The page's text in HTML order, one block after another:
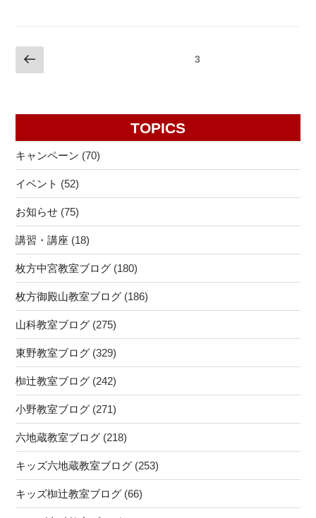
中・
音
東
高
吉
ヶ
丘
高
ロ
ボ
ッ
ト・
ロ
グ
ラ
ミ
グ）”
の
2
回
期
短
期
教
室
★☆★
木
幡
小・
御
蔵
山
小・
桃
山
東
小・
宇
治
小・
プ
ロ
投
稿
ビ
ー
シ
ョ
ン
前
の
固定ページ3
TOPICS
キャンペーン (70)
イベント (52)
お知らせ (75)
講習・講座 (18)
枚方中宮教室ブログ (180)
枚方御殿山教室ブログ (186)
山科教室ブログ (275)
東野教室ブログ (329)
椥辻教室ブログ (242)
小野教室ブログ (271)
六地蔵教室ブログ (218)
キッズ六地蔵教室ブログ (253)
キッズ椥辻教室ブログ (66)